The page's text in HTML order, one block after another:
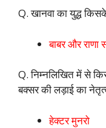
Q. खानवा का युद्ध
बाबर और राणा
Q. निम्नलिखित में से
बक्सर की लड़ाई का
हेक्टर मुनरो